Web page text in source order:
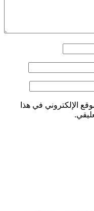
الإلكتروني في هذا